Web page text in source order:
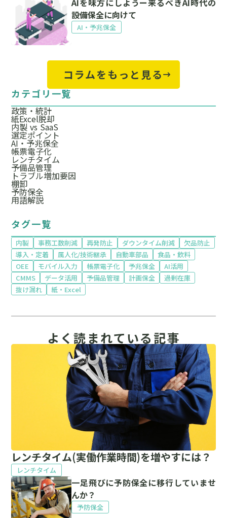
設備保全に向けて
AI・予兆保全
コラムをもっと見る
カテゴリ一覧
政策・統計
紙Excel脱却
内製 vs SaaS
選定ポイント
AI・予兆保全
帳票電子化
レンチタイム
予備品管理
トラブル増加要因
棚卸
予防保全
用語解説
タグ一覧
内製 事務工数削減 再発防止 ダウンタイム削減
欠品防止
導入・定着
属人化/技術継承 自動車部品
食品・飲料
OEE
モバイル入力 帳票電子化 予兆保全
AI活用
CMMS
データ活用 予備品管理 計画保全
過剰在庫
抜け漏れ
紙・Excel
よく読まれている記事
レンチタイム(実働作業時間)を増やすには？
レンチタイム
一足飛びに予防保全に移行していませ
んか？
予防保全